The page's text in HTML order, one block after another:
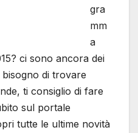
essere sicuro di non
trovare tutti i
semplicità: cosa
solamente
comparirà davanti ai
iconcerti Torino